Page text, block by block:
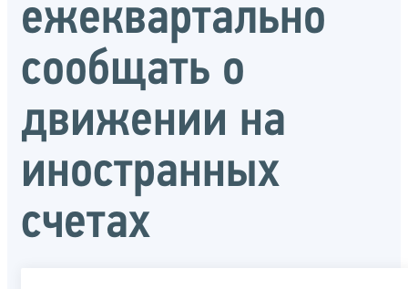
ежеквартально
сообщать о
движении на
иностранных
счетах